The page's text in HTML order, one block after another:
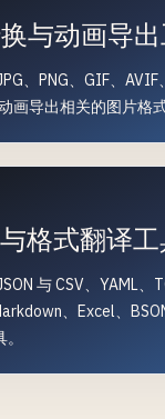
与动画导
、PNG、GIF、AVIF
画导出相关的图片格
格式翻译工
与 CSV、YAML、
、Excel、